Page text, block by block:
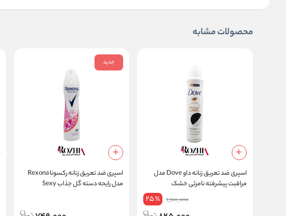
محصولات مشابه
اسپری ضد تعریق زنانه داو Dove مدل
مراقبت پیشرفته نامرئی خشک
Advanced Care Invisible Dry حجم
1,100,000
25%
جدید
اسپری ضد تعریق زنانه رکسونا Rexona
مدل رایحه دسته گل جذاب Sexy